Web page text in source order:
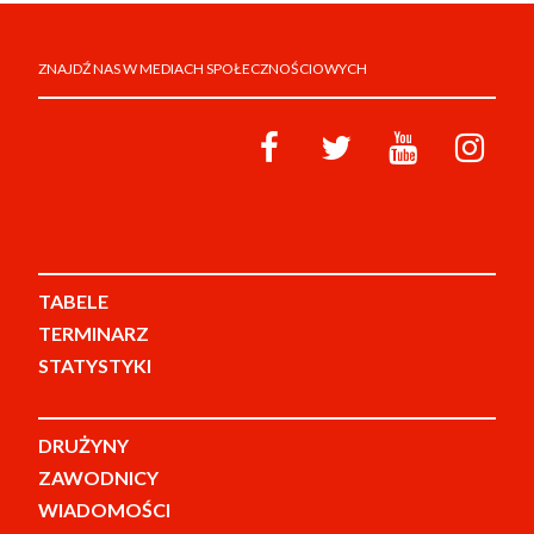
ZNAJDŹ NAS W MEDIACH SPOŁECZNOŚCIOWYCH
TABELE
TERMINARZ
STATYSTYKI
DRUŻYNY
ZAWODNICY
WIADOMOŚCI